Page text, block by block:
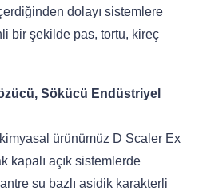
dolayı sistemlere
bir şekilde pas, tortu, kireç
Sökücü Endüstriyel
ürünümüz D Scaler Ex
kapalı açık sistemlerde
su bazlı asidik karakterli